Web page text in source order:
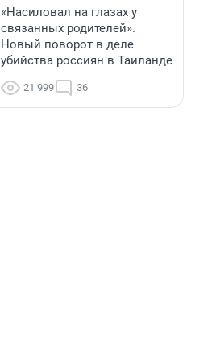
«Насиловал на глазах у
связанных родителей».
Новый поворот в деле
убийства россиян в Таиланде
21 999 36